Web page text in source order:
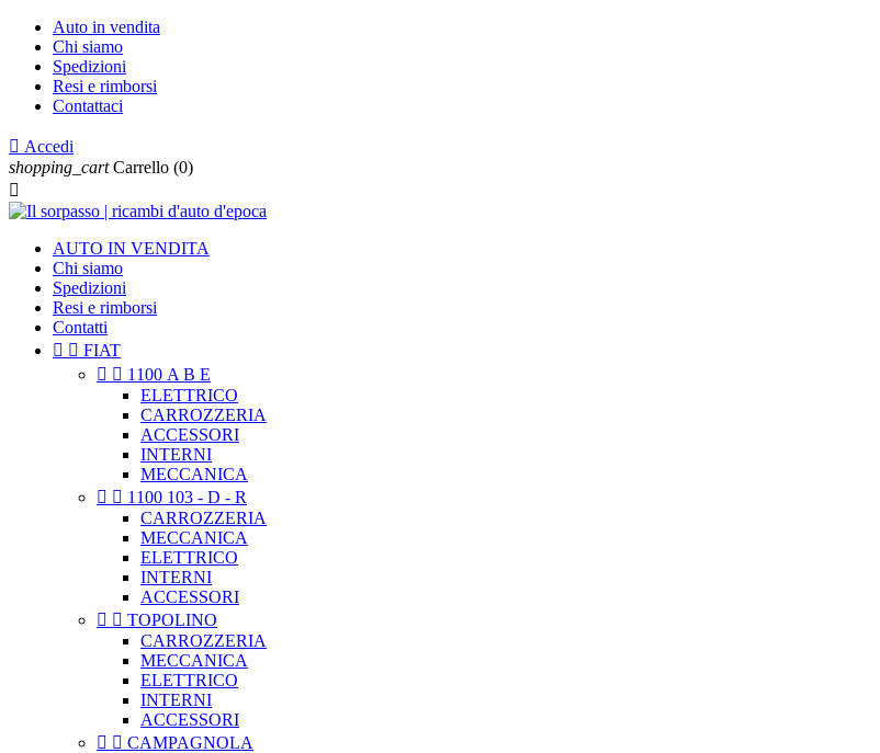
Auto in vendita
Chi siamo
Spedizioni
Resi e rimborsi
Contattaci
 Accedi
shopping_cart Carrello (0)

AUTO IN VENDITA
Chi siamo
Spedizioni
Resi e rimborsi
Contatti
  FIAT
  1100 A B E
ELETTRICO
CARROZZERIA
ACCESSORI
INTERNI
MECCANICA
  1100 103 - D - R
CARROZZERIA
MECCANICA
ELETTRICO
INTERNI
ACCESSORI
  TOPOLINO
CARROZZERIA
MECCANICA
ELETTRICO
INTERNI
ACCESSORI
  CAMPAGNOLA